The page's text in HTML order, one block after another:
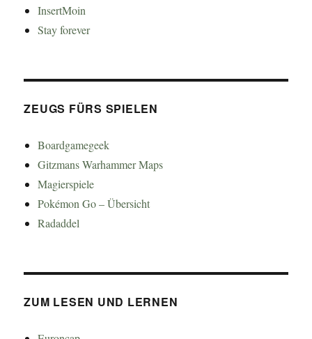
InsertMoin
Stay forever
ZEUGS FÜRS SPIELEN
Boardgamegeek
Gitzmans Warhammer Maps
Magierspiele
Pokémon Go – Übersicht
Radaddel
ZUM LESEN UND LERNEN